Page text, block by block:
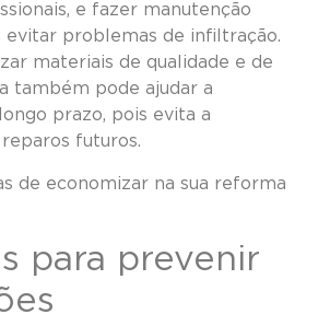
e fazer manutenção
evitar problemas de infiltração.
materiais de qualidade e de
também pode ajudar a
prazo, pois evita a
futuros.
de economizar na sua reforma
para prevenir